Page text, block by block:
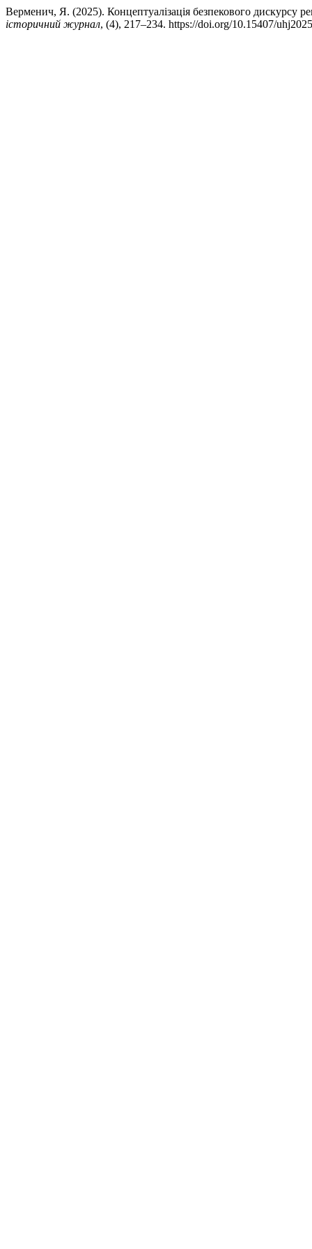
Верменич, Я. (2025). Концептуалізація безпекового дискурсу
історичний журнал, (4), 217–234. https://doi.org/10.15407/